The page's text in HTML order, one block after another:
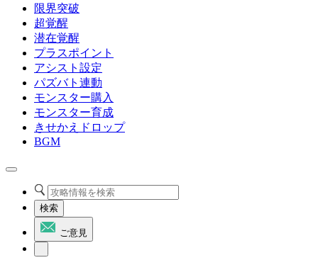
限界突破
超覚醒
潜在覚醒
プラスポイント
アシスト設定
パズバト連動
モンスター購入
モンスター育成
きせかえドロップ
BGM
検索
ご意見